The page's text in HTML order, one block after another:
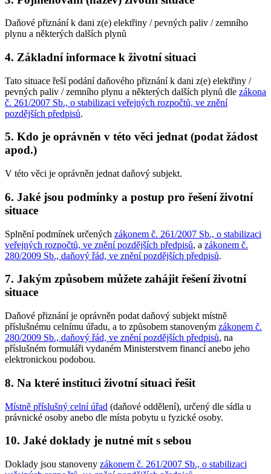
Daňové přiznání k dani z(e) elektřiny / pevných paliv / zemního
plynu a některých dalších plynů
4. Základní informace k životní situaci
Tato situace řeší podání daňového přiznání k dani z(e) elektřiny /
pevných paliv / zemního plynu a některých dalších plynů dle zákona
č. 261/2007 Sb., o stabilizaci veřejných rozpočtů, ve znění
pozdějších předpisů.
5. Kdo je oprávněn v této věci jednat (podat žádost
apod.)
V této věci je oprávněn jednat daňový subjekt.
6. Jaké jsou podmínky a postup pro řešení životní
situace
Splnění podmínek určených zákonem č. 261/2007 Sb., o stabilizaci
veřejných rozpočtů, ve znění pozdějších předpisů, a zákonem č.
280/2009 Sb., daňový řád, ve znění pozdějších předpisů.
7. Jakým způsobem můžete zahájit řešení životní
situace
Daňové přiznání je oprávněn podat daňový subjekt místně
příslušnému celnímu úřadu, a to způsobem stanoveným zákonem č.
280/2009 Sb., daňový řád, ve znění pozdějších předpisů, na
příslušném formuláři vydaném Ministerstvem financí anebo jeho
elektronickou podobou.
8. Na které instituci životní situaci řešit
Místně příslušný celní úřad (daňové oddělení), určený dle sídla u
právnické osoby anebo dle místa pobytu u fyzické osoby.
10. Jaké doklady je nutné mít s sebou
Doklady jsou stanoveny zákonem č. 261/2007 Sb., o stabilizaci